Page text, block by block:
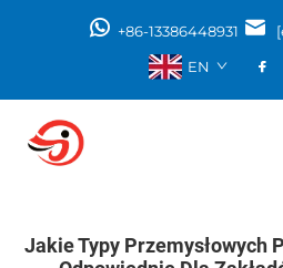
+86-13386448931
EN
Jakie Typy Przemysłowych